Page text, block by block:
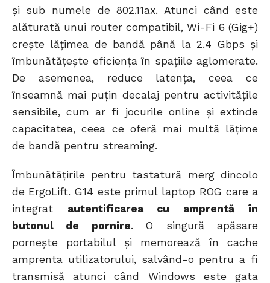
și sub numele de 802.11ax. Atunci când este
alăturată unui router compatibil, Wi-Fi 6 (Gig+)
crește lățimea de bandă până la 2.4 Gbps și
îmbunătățește eficiența în spațiile aglomerate.
De asemenea, reduce latența, ceea ce
înseamnă mai puțin decalaj pentru activitățile
sensibile, cum ar fi jocurile online și extinde
capacitatea, ceea ce oferă mai multă lățime
de bandă pentru streaming.
Îmbunătățirile pentru tastatură merg dincolo
de ErgoLift. G14 este primul laptop ROG care a
integrat autentificarea cu amprentă în
butonul de pornire. O singură apăsare
pornește portabilul și memorează în cache
amprenta utilizatorului, salvând-o pentru a fi
transmisă atunci când Windows este gata